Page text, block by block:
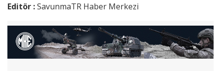
Editör :SavunmaTR Haber Merkezi